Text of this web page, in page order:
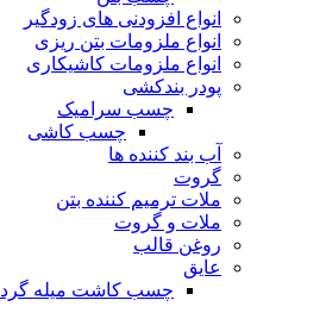
انواع افزودنی های زودگیر
انواع ملزومات بتن ریزی
انواع ملزومات کاشیکاری
پودر بندکشی
چسب سرامیک
چسب کاشی
آب بند کننده ها
گروت
ملات ترمیم کننده بتن
ملات و گروت
روغن قالب
عایق
چسب کاشت میله گرد